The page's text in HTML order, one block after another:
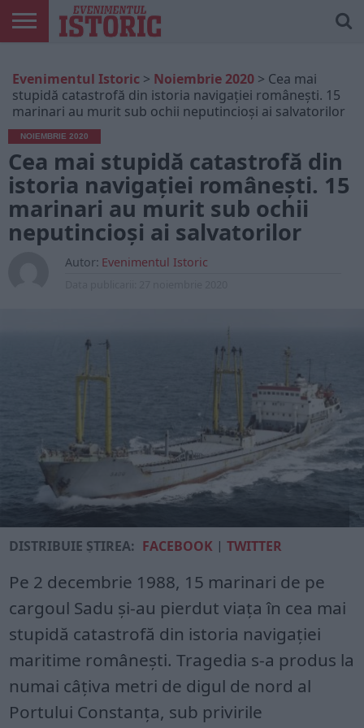
ONLINE
EDIȚII
TIPĂRITE
ISTORIC
PLAY
CONTUL
MEU
Evenimentul Istoric > Noiembrie 2020 > Cea mai
stupidă catastrofă din istoria navigației românești. 15
marinari au murit sub ochii neputincioși ai salvatorilor
NOIEMBRIE 2020
Cea mai stupidă catastrofă din
istoria navigației românești. 15
marinari au murit sub ochii
neputincioși ai salvatorilor
Autor: Evenimentul Istoric
DISTRIBUIE ȘTIREA: FACEBOOK |TWITTER
Pe 2 decembrie 1988, 15 marinari de pe
cargoul Sadu și-au pierdut viața în cea mai
stupidă catastrofă din istoria navigației
maritime românești. Tragedia s-a produs la
numai câțiva metri de digul de nord al
Portului Constanța, sub privirile